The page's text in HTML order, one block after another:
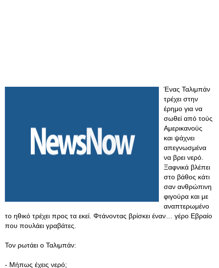
Ένας Ταλιμπάν
τρέχει στην
έρημο για να
σωθεί από τούς
Αμερικανούς
και ψάχνει
απεγνωσμένα
να βρει νερό.
Ξαφνικά βλέπει
στο βάθος κάτι
σαν ανθρώπινη
φιγούρα και με
αναπτερωμένο
το ηθικό τρέχει προς τα εκεί. Φτάνοντας βρίσκει έναν… γέρο Εβραίο
που πουλάει γραβάτες.
Τον ρωτάει ο Ταλιμπάν:
- Μήπως έχεις νερό;